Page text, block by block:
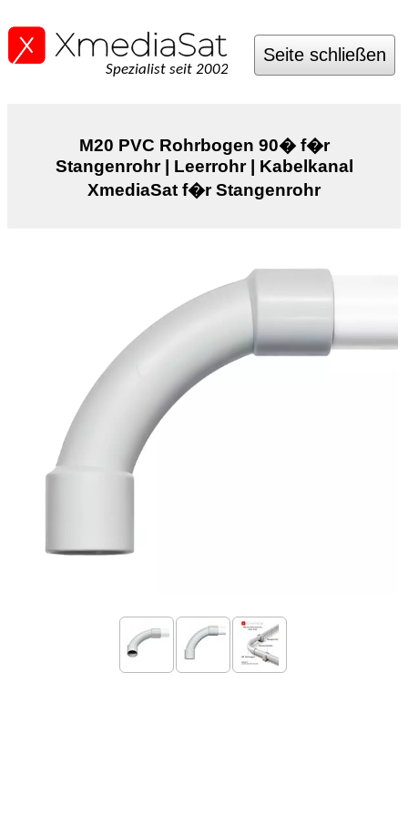
Spezialist seit 2002
Seite schließen
M20 PVC Rohrbogen 90� f�r
Stangenrohr | Leerrohr | Kabelkanal
XmediaSat f�r Stangenrohr